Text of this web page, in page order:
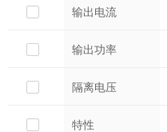
输出电流
输出功率
隔离电压
特性